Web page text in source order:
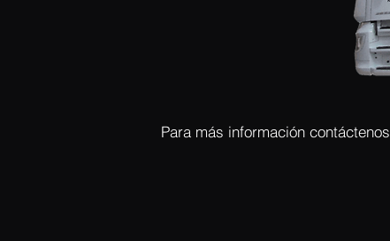
Para más información contáctenos